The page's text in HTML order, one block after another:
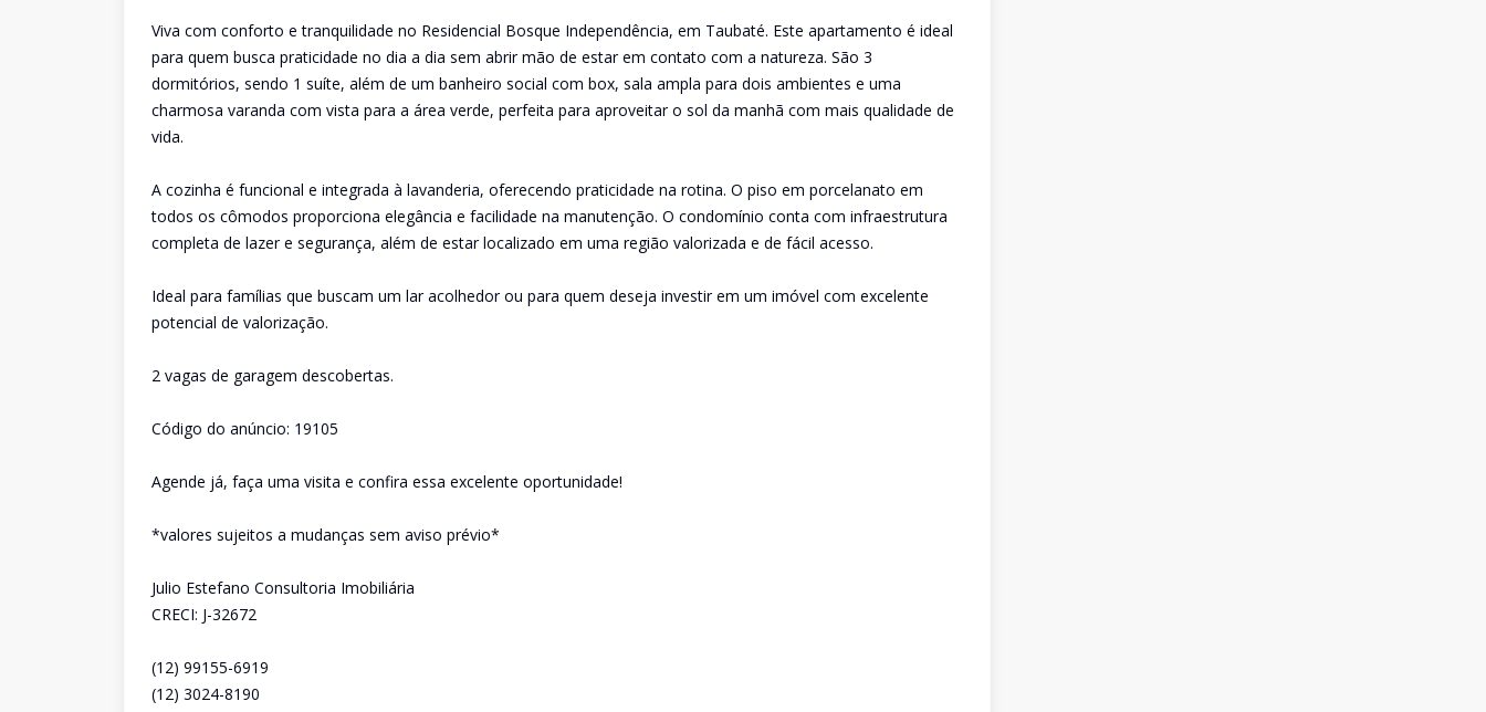
Viva com conforto e tranquilidade no Residencial Bosque Independência, em Taubaté. Este apartamento é ideal
para quem busca praticidade no dia a dia sem abrir mão de estar em contato com a natureza. São 3
dormitórios, sendo 1 suíte, além de um banheiro social com box, sala ampla para dois ambientes e uma
charmosa varanda com vista para a área verde, perfeita para aproveitar o sol da manhã com mais qualidade de
vida.
A cozinha é funcional e integrada à lavanderia, oferecendo praticidade na rotina. O piso em porcelanato em
todos os cômodos proporciona elegância e facilidade na manutenção. O condomínio conta com infraestrutura
completa de lazer e segurança, além de estar localizado em uma região valorizada e de fácil acesso.
Ideal para famílias que buscam um lar acolhedor ou para quem deseja investir em um imóvel com excelente
potencial de valorização.
2 vagas de garagem descobertas.
Código do anúncio: 19105
Agende já, faça uma visita e confira essa excelente oportunidade!
*valores sujeitos a mudanças sem aviso prévio*
Julio Estefano Consultoria Imobiliária
CRECI: J-32672
(12) 99155-6919
(12) 3024-8190